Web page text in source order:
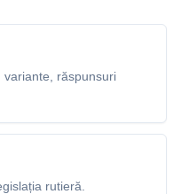
variante, răspunsuri
rutieră.